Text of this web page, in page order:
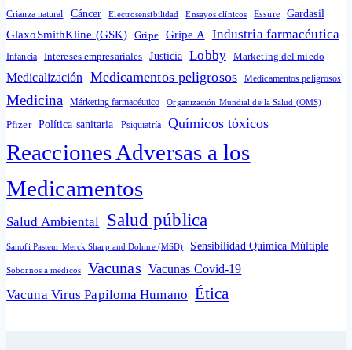
Crianza natural Cáncer Electrosensibilidad Ensayos clínicos Essure Gardasil
GlaxoSmithKline (GSK) Gripe Gripe A Industria farmacéutica
Infancia Intereses empresariales Justicia Lobby Marketing del miedo
Medicalización Medicamentos peligrosos Medicamentos peligrosos
Medicina Márketing farmacéutico Organización Mundial de la Salud (OMS)
Pfizer Política sanitaria Psiquiatría Químicos tóxicos
Reacciones Adversas a los
Medicamentos
Salud Ambiental Salud pública
Sanofi Pasteur Merck Sharp and Dohme (MSD) Sensibilidad Química Múltiple
Sobornos a médicos Vacunas Vacunas Covid-19
Vacuna Virus Papiloma Humano Ética